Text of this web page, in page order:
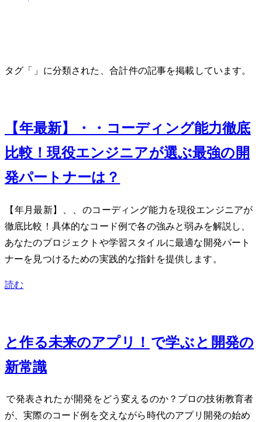
タグ「Gemini」に分類された、合計 3 件の記事を掲載しています。
【2024年最新】ChatGPT・Claude・Gemini コーディング能力徹底
比較！現役エンジニアが選ぶ最強のAI開
発パートナーは？
【2024年11月最新】ChatGPT、Claude、Geminiのコーディング能力を現役エンジニアが
徹底比較！具体的なコード例で各AIの強みと弱みを解説し、
あなたのプロジェクトや学習スタイルに最適なAI開発パート
ナーを見つけるための実践的な指針を提供します。
読む
AIと作る未来のアプリ！Google I/O 2024で学ぶGemini 1.5とAndroid開発の
新常識
Google I/O 2024で発表されたGemini 1.5がAndroid開発をどう変えるのか？プロの技術教育者
が、実際のコード例を交えながらAI時代のアプリ開発の始め